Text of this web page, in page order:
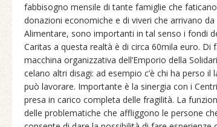
fabbisogno mensile di tante famiglie che
donazioni economiche e di viveri che arrivano
Alimentare, sono importanti in tal senso i fondi
Caritas a questa realtà è di circa 60mila euro. Di
macchina organizzativa dell’Emporio della
celano altri disagi: ad esempio c’è chi ha perso
può lavorare. Importante è la sinergia con i
presa in carico completa delle fragilità. La
delle problematiche che affliggono le persone